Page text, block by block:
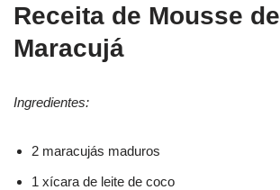
Receita de Mousse de
Maracujá
Ingredientes:
2 maracujás maduros
1 xícara de leite de coco